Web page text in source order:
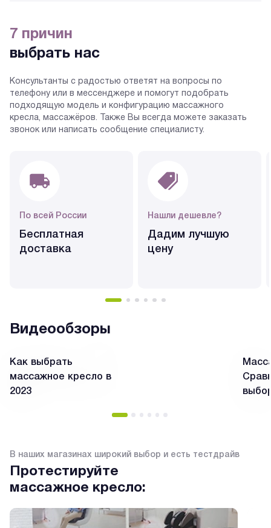
7 причин
выбрать нас
Консультанты с радостью ответят на вопросы по
телефону или в мессенджере и помогут подобрать
подходящую модель и конфигурацию массажного
кресла, массажёров. Также Вы всегда можете заказать
звонок или написать сообщение специалисту.
По всей России
Бесплатная
доставка
Нашли дешевле?
Дадим лучшую
цену
Видеообзоры
Как выбрать
массажное кресло в
2023
В наших магазинах широкий выбор и есть тестдрайв
Протестируйте
массажное кресло: